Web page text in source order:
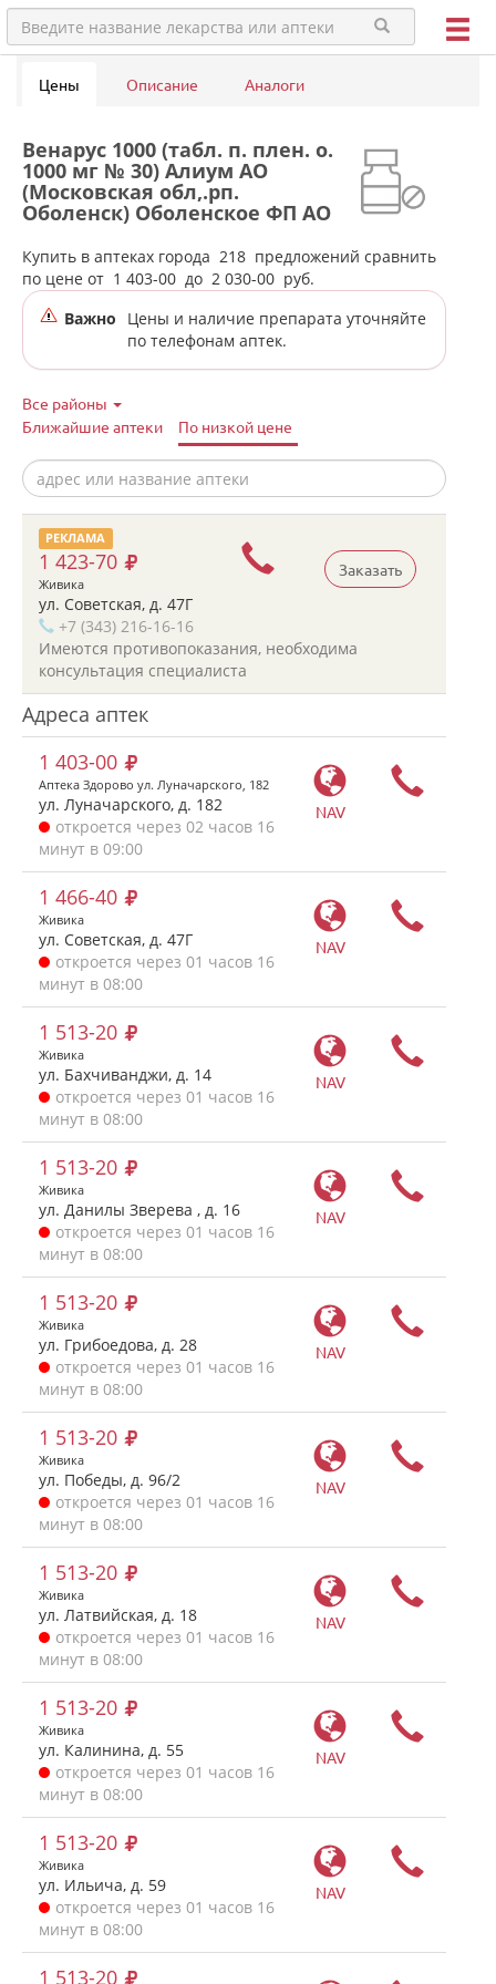
Цены Описание Аналоги
Венарус 1000 (табл. п. плен. о.
1000 мг № 30) Алиум АО
(Московская обл,.рп.
Оболенск) Оболенское ФП АО
Екатеринбурга
Купить в аптеках города 218 предложений сравнить
по цене от 1 403-00 до 2 030-00 руб.
Важно
Цены и наличие препарата уточняйте
по телефонам аптек.
Все районы
Ближайшие аптеки
По низкой цене
РЕКЛАМА
Заказать
1 423-70
Живика
ул. Советская, д. 47Г
+7 (343) 216-16-16
Имеются противопоказания, необходима
консультация специалиста
Адреса аптек
NAV
1 403-00
Аптека Здорово ул. Луначарского, 182
ул. Луначарского, д. 182
откроется через 02 часов 16
минут в 09:00
NAV
1 466-40
Живика
ул. Советская, д. 47Г
откроется через 01 часов 16
минут в 08:00
NAV
1 513-20
Живика
ул. Бахчиванджи, д. 14
откроется через 01 часов 16
минут в 08:00
NAV
1 513-20
Живика
ул. Данилы Зверева , д. 16
откроется через 01 часов 16
минут в 08:00
NAV
1 513-20
Живика
ул. Грибоедова, д. 28
откроется через 01 часов 16
минут в 08:00
NAV
1 513-20
Живика
ул. Победы, д. 96/2
откроется через 01 часов 16
минут в 08:00
NAV
1 513-20
Живика
ул. Латвийская, д. 18
откроется через 01 часов 16
минут в 08:00
NAV
1 513-20
Живика
ул. Калинина, д. 55
откроется через 01 часов 16
минут в 08:00
NAV
1 513-20
Живика
ул. Ильича, д. 59
откроется через 01 часов 16
минут в 08:00
1 513-20